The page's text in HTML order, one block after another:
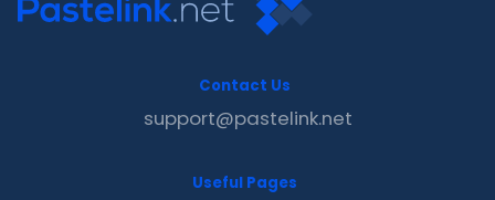
Contact Us
support@pastelink.net
Useful Pages